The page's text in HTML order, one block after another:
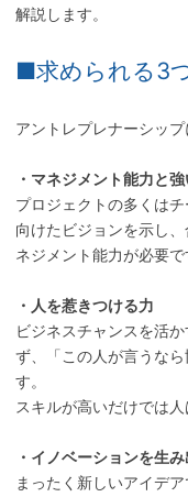
解説します。
■求められる3
アントレプレナーシッ
・マネジメント能力と
プロジェクトの多くは
向けたビジョンを示し
ネジメント能力が必要で
・人を惹きつける力
ビジネスチャンスを活
ず、「この人が言うな
す。
スキルが高いだけでは
・イノベーションを生
まったく新しいアイデア